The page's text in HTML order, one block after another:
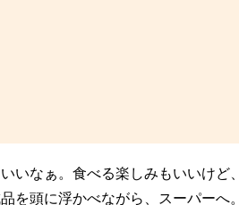
いなぁ。食べる楽しみもいいけど
を頭に浮かべながら、スーパーへ